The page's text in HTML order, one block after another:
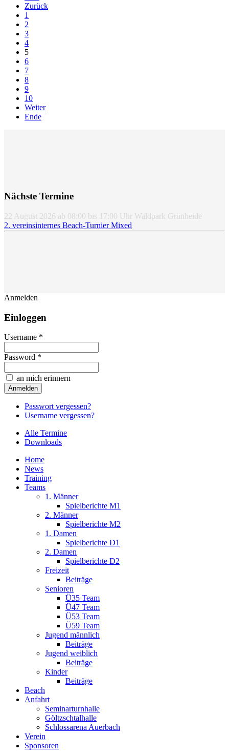
Zurück
1
2
3
4
5
6
7
8
9
10
Weiter
Ende
Nächste Termine
22 August 2026 ab 08:00 bis 17:00 Uhr Waldpark Grünheide
2. vereinsinternes Beach-Turnier Mixed
Anmelden
Einloggen
Username *
Password *
an mich erinnern
Passwort vergessen?
Username vergessen?
Alle Termine
Downloads
Home
News
Training
Teams
1. Männer
Spielberichte M1
2. Männer
Spielberichte M2
1. Damen
Spielberichte D1
2. Damen
Spielberichte D2
Freizeit
Beiträge
Senioren
Ü35 Team
Ü47 Team
Ü53 Team
Ü59 Team
Jugend männlich
Beiträge
Jugend weiblich
Beiträge
Kinder
Beiträge
Beach
Anfahrt
Seminarturnhalle
Göltzschtalhalle
Schlossarena Auerbach
Verein
Sponsoren